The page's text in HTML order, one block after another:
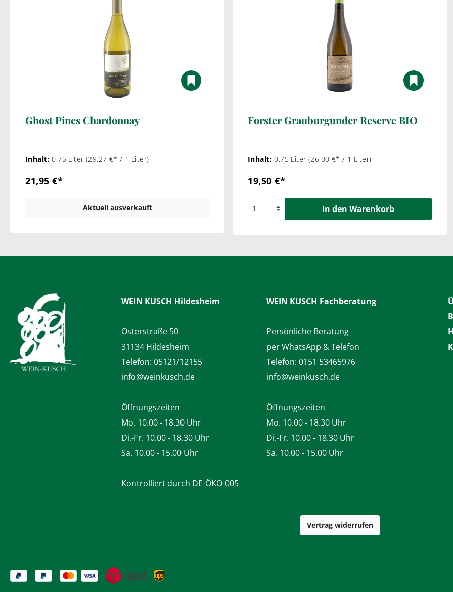
Ghost Pines Chardonnay
Inhalt:0.75 Liter (29,27 €* / 1 Liter)
21,95 €*
Aktuell ausverkauft
Forster Grauburgunder Reserve BIO
Inhalt:0.75 Liter (26,00 €* / 1 Liter)
19,50 €*
In den Warenkorb
WEIN KUSCH Hildesheim
Osterstraße 50
31134 Hildesheim
Telefon: 05121/12155
info@weinkusch.de
Öffnungszeiten
Mo. 10.00 - 18.30 Uhr
Di.-Fr. 10.00 - 18.30 Uhr
Sa. 10.00 - 15.00 Uhr
Kontrolliert durch DE-ÖKO-005
WEIN KUSCH Fachberatung
Persönliche Beratung
per WhatsApp & Telefon
Telefon: 0151 53465976
info@weinkusch.de
Öffnungszeiten
Mo. 10.00 - 18.30 Uhr
Di.-Fr. 10.00 - 18.30 Uhr
Sa. 10.00 - 15.00 Uhr
Vertrag widerrufen